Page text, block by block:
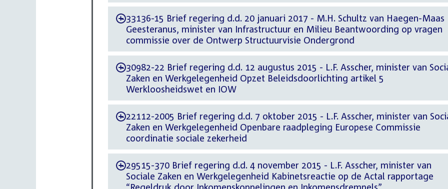
-33136-15 Brief regering d.d. 20 januari 2017 - M.H. Schultz van Haegen-Maas
Geesteranus, minister van Infrastructuur en Milieu Beantwoording op vragen
commissie over de Ontwerp Structuurvisie Ondergrond
-30982-22 Brief regering d.d. 12 augustus 2015 - L.F. Asscher, minister van
Zaken en Werkgelegenheid Opzet Beleidsdoorlichting artikel 5
Werkloosheidswet en IOW
-22112-2005 Brief regering d.d. 7 oktober 2015 - L.F. Asscher, minister van
Zaken en Werkgelegenheid Openbare raadpleging Europese Commissie
coordinatie sociale zekerheid
-29515-370 Brief regering d.d. 4 november 2015 - L.F. Asscher, minister van
Sociale Zaken en Werkgelegenheid Kabinetsreactie op de Actal rapportage